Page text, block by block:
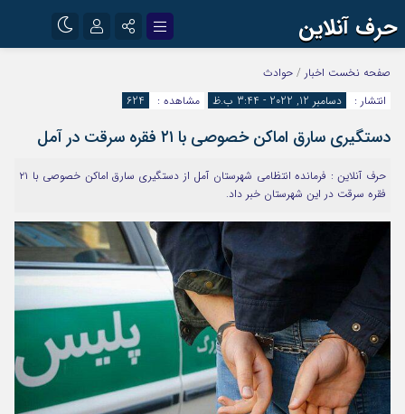
حرف آنلاین
اینستاگرام
آپارات
رمز عبور
صفحه نخست اخبار / حوادث
انتشار :
دسامبر 12, 2022 - 3:44 ب.ظ مشاهده : 624
دستگیری سارق اماکن خصوصی با ۲۱ فقره سرقت در آمل
حرف آنلاین : فرمانده انتظامی شهرستان آمل از دستگیری سارق اماکن خصوصی با ۲۱
فقره سرقت در این شهرستان خبر داد.